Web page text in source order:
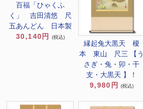
百福「ひゃくふ
く」 吉田清悠 尺
五あんどん 日本製
30,140円
(税込)
縁起兔大黒天 榎
本 東山 尺三 【う
さぎ・兔・卯・干
支・大黒天 】！
9,980円
(税込)